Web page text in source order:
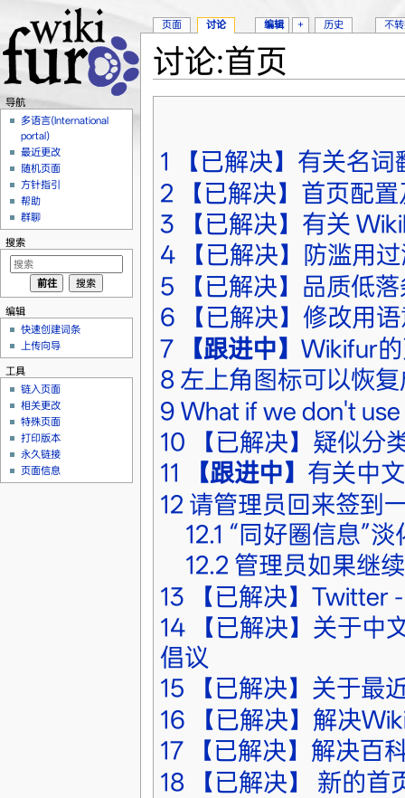
讨论:首页
1
【已解决】有关名词
2
【已解决】首页配
3
【已解决】有关
4
【已解决】防滥用
5
【已解决】品质低
6
【已解决】修改用
7
【跟进中】 Wikifur
8 左上角图标可以恢
9 What if we don't
10
【已解决】疑似分
11
【跟进中】 有关中
12 请管理员回来签到
12.1 “同好圈信息”淡
12.2 管理员如果继
13
【已解决】Twitter
14
【已解决】关于
倡议
15
【已解决】关于最
16
【已解决】解决
17
【已解决】解决百
18
【已解决】 新的
页面 讨论 编辑 + 历史 不
导航
多语言(International
portal)
最近更改
随机页面
方针指引
帮助
群聊
搜索
编辑
快速创建词条
上传向导
工具
链入页面
相关更改
特殊页面
打印版本
永久链接
页面信息